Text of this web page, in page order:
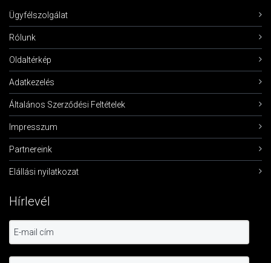
Ügyfélszolgálat
Rólunk
Oldaltérkép
Adatkezelés
Általános Szerződési Feltételek
Impresszum
Partnereink
Elállási nyilatkozat
Hírlevél